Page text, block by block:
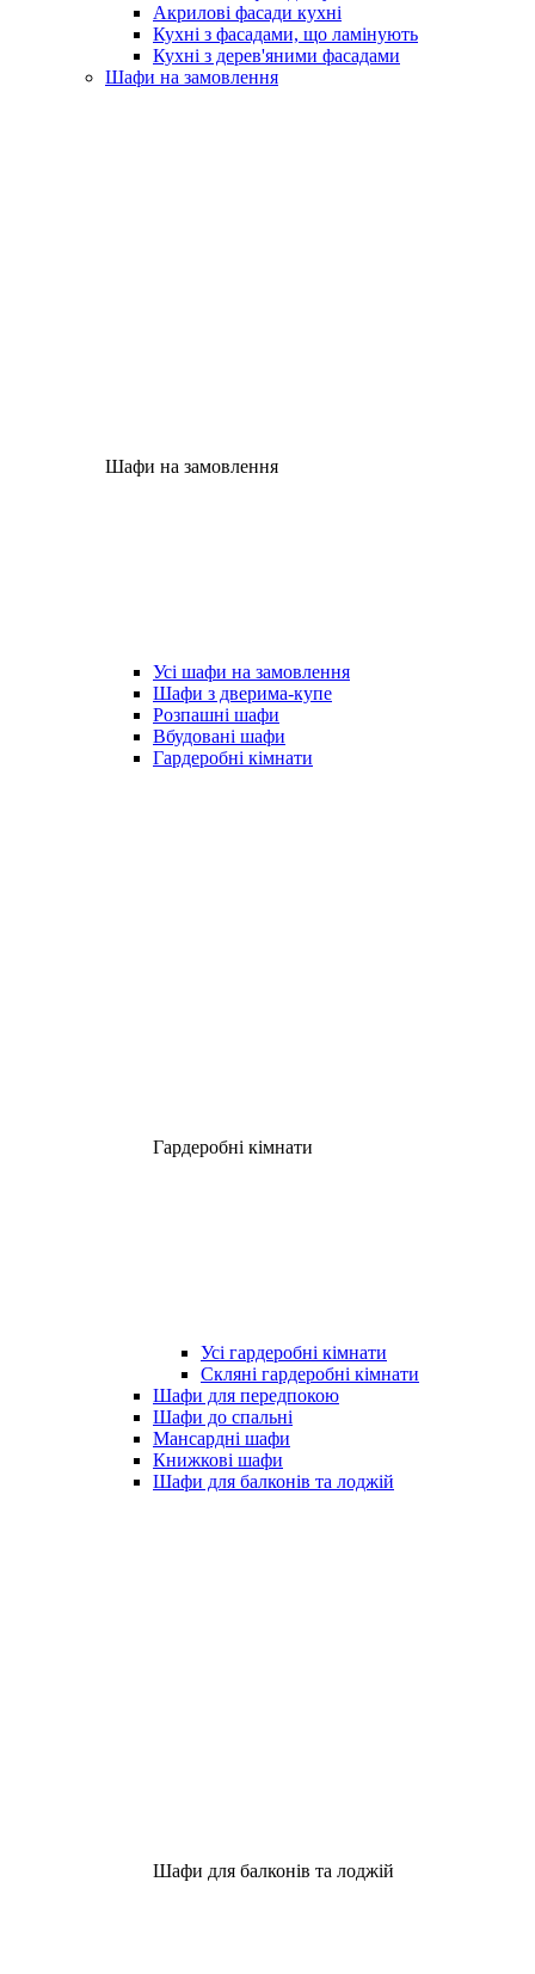
Акрилові фасади кухні
Кухні з фасадами, що ламінують
Кухні з дерев'яними фасадами
Шафи на замовлення
Шафи на замовлення
Усі шафи на замовлення
Шафи з дверима-купе
Розпашні шафи
Вбудовані шафи
Гардеробні кімнати
Гардеробні кімнати
Усі гардеробні кімнати
Скляні гардеробні кімнати
Шафи для передпокою
Шафи до спальні
Мансардні шафи
Книжкові шафи
Шафи для балконів та лоджій
Шафи для балконів та лоджій